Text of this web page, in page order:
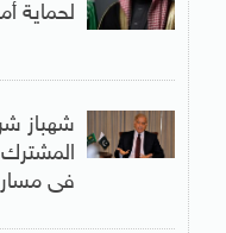
لحماية
شهباز
فى مسار